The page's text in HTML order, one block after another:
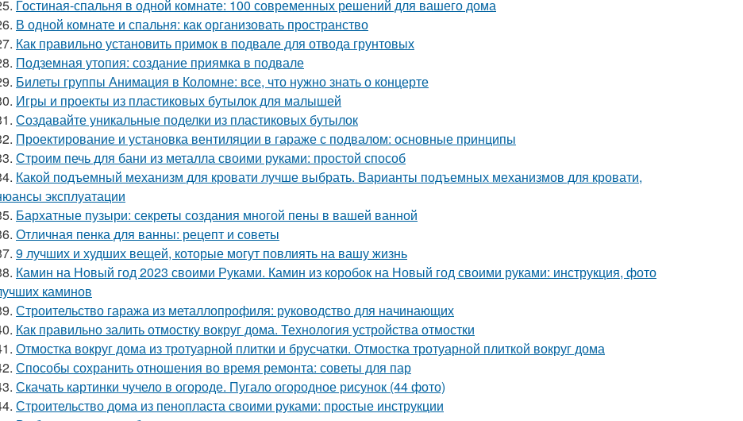
Гостиная-спальня в одной комнате: 100 современных решений для вашего дома
В одной комнате и спальня: как организовать пространство
Как правильно установить примок в подвале для отвода грунтовых
Подземная утопия: создание приямка в подвале
Билеты группы Анимация в Коломне: все, что нужно знать о концерте
Игры и проекты из пластиковых бутылок для малышей
Создавайте уникальные поделки из пластиковых бутылок
Проектирование и установка вентиляции в гараже с подвалом: основные принципы
Строим печь для бани из металла своими руками: простой способ
Какой подъемный механизм для кровати лучше выбрать. Варианты подъемных механизмов для кровати,
эксплуатации
Бархатные пузыри: секреты создания многой пены в вашей ванной
Отличная пенка для ванны: рецепт и советы
9 лучших и худших вещей, которые могут повлиять на вашу жизнь
Камин на Новый год 2023 своими Руками. Камин из коробок на Новый год своими руками: инструкция, фото
каминов
Строительство гаража из металлопрофиля: руководство для начинающих
Как правильно залить отмостку вокруг дома. Технология устройства отмостки
Отмостка вокруг дома из тротуарной плитки и брусчатки. Отмостка тротуарной плиткой вокруг дома
Способы сохранить отношения во время ремонта: советы для пар
Скачать картинки чучело в огороде. Пугало огородное рисунок (44 фото)
Строительство дома из пенопласта своими руками: простые инструкции